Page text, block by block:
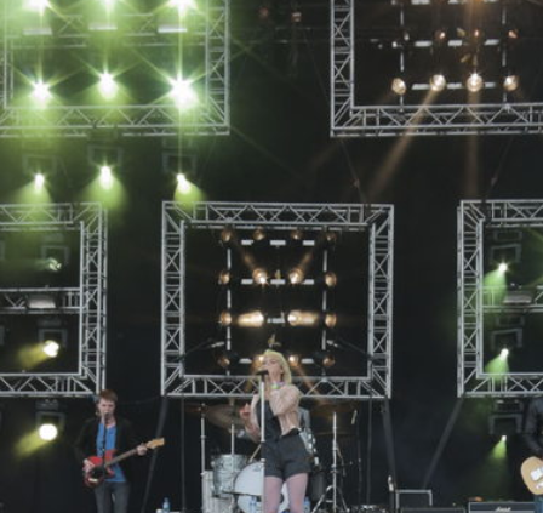
Overslaan
en naar
de inhoud
gaan